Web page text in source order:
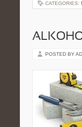
CATEGORIES:
POSTED BY